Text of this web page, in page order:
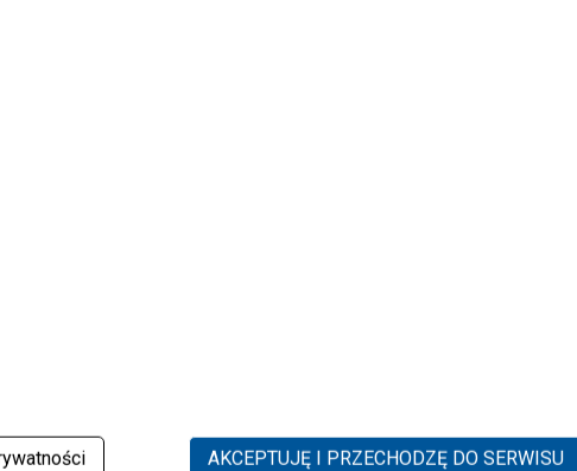
AKCEPTUJĘ I PRZECHODZĘ DO SERWISU